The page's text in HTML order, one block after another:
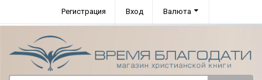
Регистрация Вход Валюта